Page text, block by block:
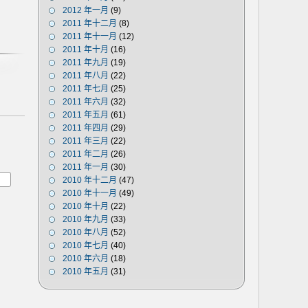
2012 年一月 (9)
2011 年十二月 (8)
2011 年十一月 (12)
2011 年十月 (16)
2011 年九月 (19)
2011 年八月 (22)
2011 年七月 (25)
2011 年六月 (32)
2011 年五月 (61)
2011 年四月 (29)
2011 年三月 (22)
2011 年二月 (26)
2011 年一月 (30)
2010 年十二月 (47)
2010 年十一月 (49)
2010 年十月 (22)
2010 年九月 (33)
2010 年八月 (52)
2010 年七月 (40)
2010 年六月 (18)
2010 年五月 (31)